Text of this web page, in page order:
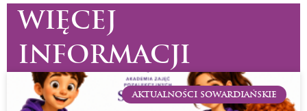
WIĘCEJ
INFORMACJI
AKTUALNOŚCI SOWARDIAŃSKIE